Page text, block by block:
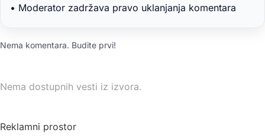
• Moderator zadržava pravo uklanjanja komentara
Nema komentara. Budite prvi!
Nema dostupnih vesti iz izvora.
Reklamni prostor